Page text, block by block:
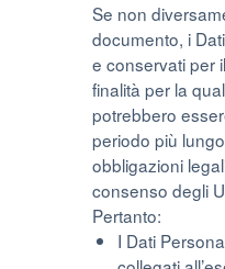
Se non
documento, i
e conservati per
finalità per la
potrebbero
periodo più
obbligazioni
consenso degli
Pertanto:
I Dati